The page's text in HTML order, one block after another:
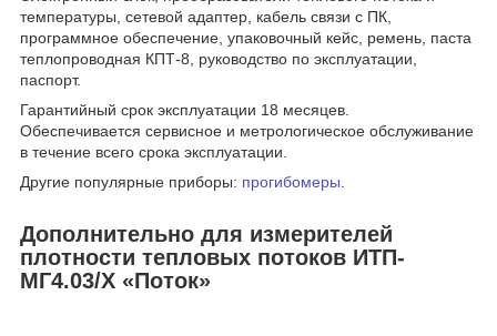
температуры, сетевой адаптер, кабель связи с ПК,
программное обеспечение, упаковочный кейс, ремень, паста
теплопроводная КПТ-8, руководство по эксплуатации,
паспорт.
Гарантийный срок эксплуатации 18 месяцев.
Обеспечивается сервисное и метрологическое обслуживание
в течение всего срока эксплуатации.
Другие популярные приборы: прогибомеры
Дополнительно для измерителей
плотности тепловых потоков ИТП-
МГ4.03/Х «Поток»